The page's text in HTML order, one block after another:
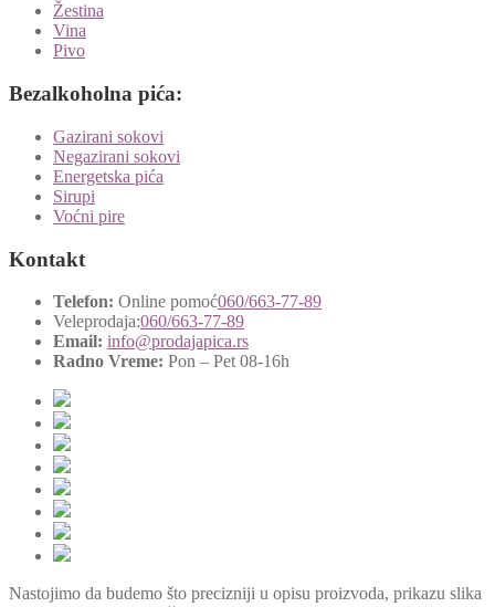
Žestina
Vina
Pivo
Bezalkoholna pića:
Gazirani sokovi
Negazirani sokovi
Energetska pića
Sirupi
Voćni pire
Kontakt
Telefon: Online pomoć060/663-77-89
Veleprodaja:060/663-77-89
Email: info@prodajapica.rs
Radno Vreme: Pon – Pet 08-16h
Nastojimo da budemo što precizniji u opisu proizvoda, prikazu slika